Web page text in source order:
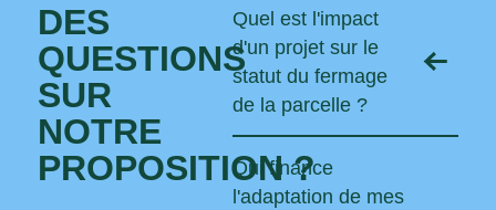
DES
QUESTIONS
SUR
NOTRE
PROPOSITION ?
Quel est l'impact
d'un projet sur le
statut du fermage
de la parcelle ?
Qui finance
l'adaptation de mes